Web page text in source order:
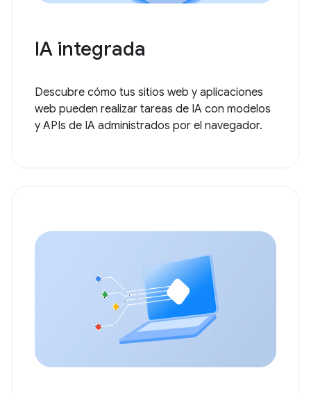
IA integrada
Descubre cómo tus sitios web y aplicaciones
web pueden realizar tareas de IA con modelos
y APIs de IA administrados por el navegador.